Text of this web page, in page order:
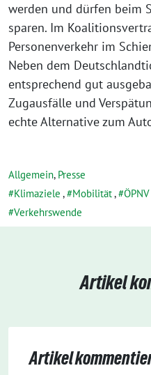
werden und dürfen beim
sparen. Im
Personenverkehr im
Neben dem
entsprechend gut
Zugausfälle und
echte Alternative zum
Allgemein, Presse
Klimaziele , Mobilität, ÖPNV
Verkehrswende
Artikel
Artikel